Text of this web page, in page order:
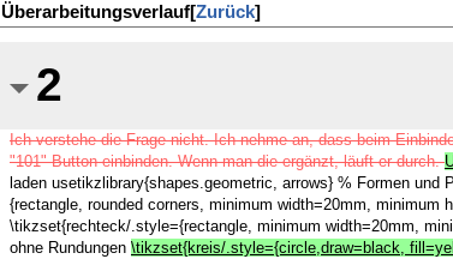
Überarbeitungsverlauf[Zurück]
2
Ich verstehe die Frage nicht. Ich nehme an, dass beim
"101" Button einbinden. Wenn man die ergänzt, läuft er durch.
laden usetikzlibrary{shapes.geometric, arrows} % Formen und
{rectangle, rounded corners, minimum width=20mm,
\tikzset{rechteck/.style={rectangle, minimum width=20mm,
ohne Rundungen \tikzset{kreis/.style={circle,draw=black,